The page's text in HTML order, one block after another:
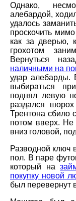
Однако,
алебардой,
удалось
проскочить
как за дверью,
грохотом
Вернуться
наличными на
удар алебарды.
выбираться
поднял левую
раздался
Трентона сбило
потом вверх. Не
вниз головой,
Разводной ключ
пол. В паре
который на
покупку новой
был перевернут